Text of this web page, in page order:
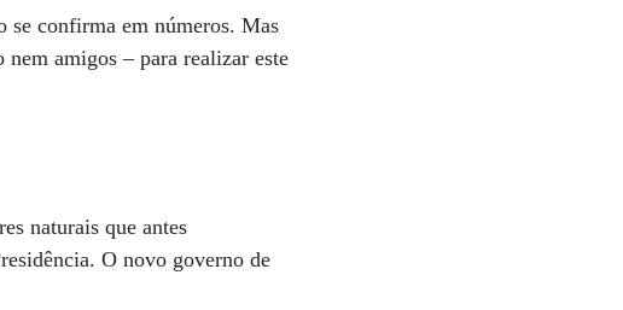
se confirma em números. Mas
nem amigos – para realizar este
naturais que antes
O novo governo de